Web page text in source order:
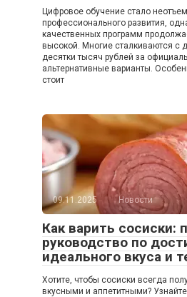
Цифровое обучение стало
профессионального развития,
качественных программ
высокой. Многие сталкиваются с
десятки тысяч рублей за
альтернативные варианты.
стоит
09.11.2025 Новости
Как варить сосиски:
руководство по
идеального вкуса и
Хотите, чтобы сосиски всегда
вкусными и аппетитными?